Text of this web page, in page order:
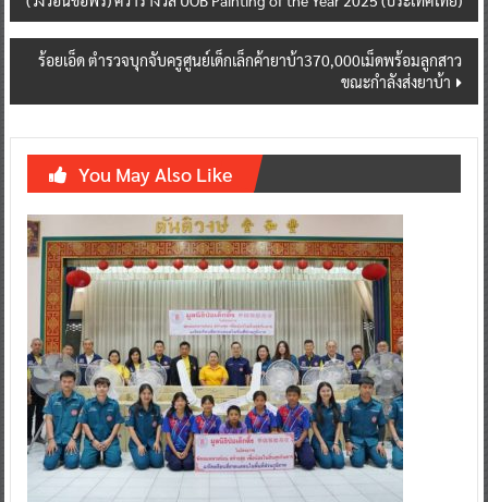
navigation
ร้อยเอ็ด ตำรวจบุกจับครูศูนย์เด็กเล็กค้ายาบ้า370,000เม็ดพร้อมลูกสาว
ขณะกำลังส่งยาบ้า
You May Also Like